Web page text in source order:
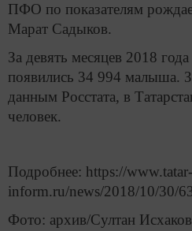
ПФО по показателям
Марат Садыков.
За девять месяцев 2018
появились 34 994 малыша.
данным Росстата, в
человек.
Подробнее: https://www.tatar-
inform.ru/news/2018/10/30/
Фото: архив/Султан Исхаков